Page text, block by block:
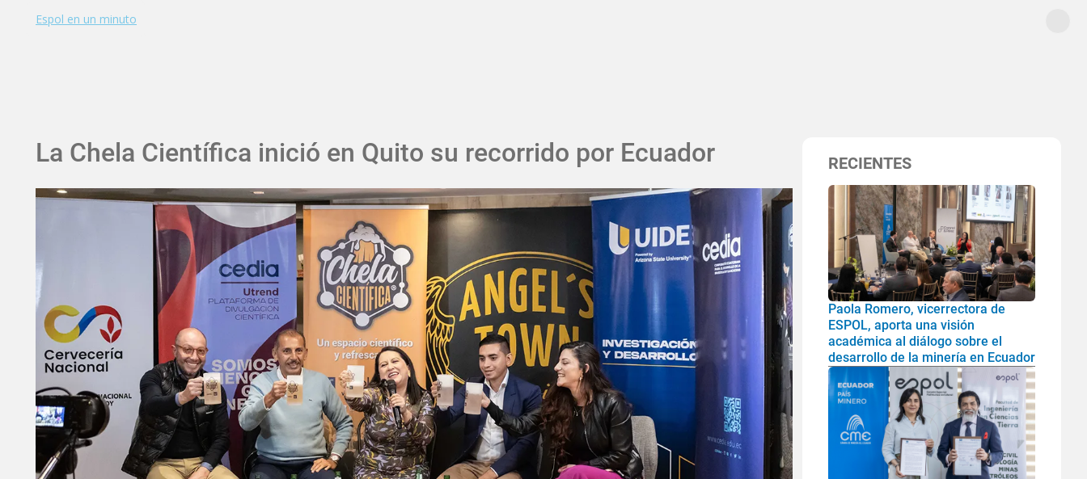
Espol en un minuto
La Chela Científica inició en Quito su recorrido por Ecuador RECIENTES
Paola Romero, vicerrectora de
ESPOL, aporta una visión
académica al diálogo sobre el
desarrollo de la minería en Ecuador